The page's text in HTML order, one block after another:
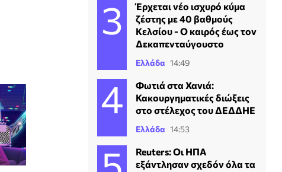
Έρχεται νέο ισχυρό κύμα
ζέστης με 40 βαθμούς
Κελσίου - Ο καιρός έως τον
Δεκαπενταύγουστο
Ελλάδα 14:49
Φωτιά στα Χανιά:
Κακουργηματικές διώξεις
στο στέλεχος του ΔΕΔΔΗΕ
Ελλάδα 14:53
Reuters: Οι ΗΠΑ
εξάντλησαν σχεδόν όλα τα